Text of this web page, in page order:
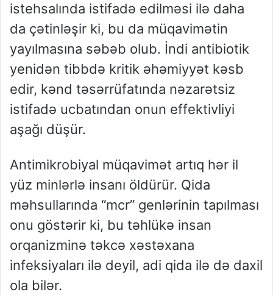
istehsalında istifadə edilməsi ilə daha
da çətinləşir ki, bu da müqavimətin
yayılmasına səbəb olub. İndi antibiotik
yenidən tibbdə kritik əhəmiyyət kəsb
edir, kənd təsərrüfatında nəzarətsiz
istifadə ucbatından onun effektivliyi
aşağı düşür.
Antimikrobiyal müqavimət artıq hər il
yüz minlərlə insanı öldürür. Qida
məhsullarında “mcr” genlərinin tapılması
onu göstərir ki, bu təhlükə insan
orqanizminə təkcə xəstəxana
infeksiyaları ilə deyil, adi qida ilə də daxil
ola bilər.